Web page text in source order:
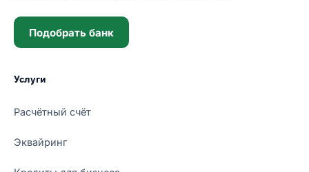
Подобрать банк
Услуги
Расчётный счёт
Эквайринг